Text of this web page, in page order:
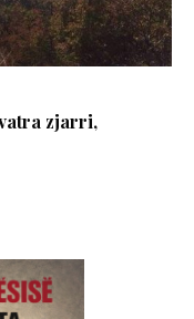
zjarri,